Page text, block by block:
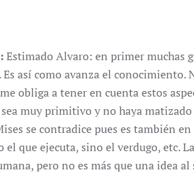
Estimado Alvaro: en primer muchas
así como avanza el conocimiento.
obliga a tener en cuenta estos
muy primitivo y no haya
se contradice pues es también
el que ejecuta, sino el verdugo, etc.
pero no es más que una idea